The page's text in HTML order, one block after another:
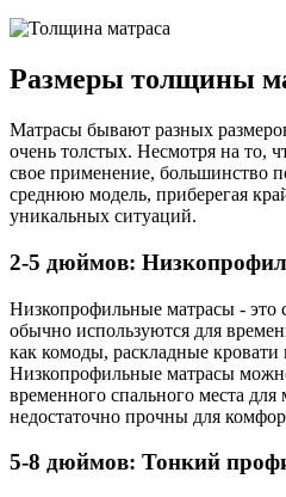
Размеры толщины
Матрасы бывают разных
очень толстых. Несмотря на то,
свое применение, большинство
среднюю модель, приберегая
уникальных ситуаций.
2-5 дюймов:
Низкопрофильные матрасы -
обычно используются для
как комоды, раскладные
Низкопрофильные матрасы
временного спального места
недостаточно прочны для
5-8 дюймов: Тонкий